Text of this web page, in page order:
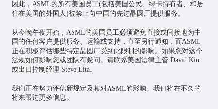
因此，ASML的所有美国员工(包括美国公民、绿卡持有者、和居
住在美国的外国人)被禁止向中国的先进晶圆厂提供服务。
从今晚午夜开始，ASML的美国员工必须避免直接或间接地为中
国的任何客户提供服务、运输或支持，直至另行通知，而ASML
正在积极评估哪些特定晶圆厂受到此限制的影响。如果您对这个
法规如何影响您或团队有疑问。请联系美国法律主管 David Kim
或出口控制经理 Steve Lita。
我们正在努力评估新规定及其对ASML的影响。我们将在不久的
将来跟进更多信息。